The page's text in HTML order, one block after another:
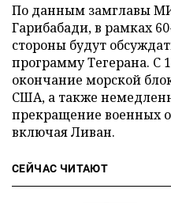
По данным замглавы
Гарибабади, в рамках
стороны будут
программу Тегерана. С
окончание морской
США, а также
прекращение военных
включая Ливан.
СЕЙЧАС ЧИТАЮТ